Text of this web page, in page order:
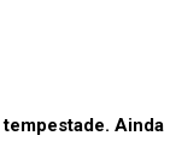
Ainda